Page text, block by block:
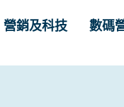
營銷及科技 數碼